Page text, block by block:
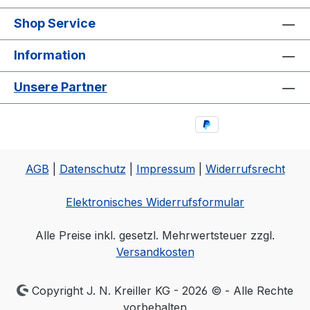
Shop Service
Information
Unsere Partner
AGB Datenschutz Impressum| Widerrufsrecht
Elektronisches Widerrufsformular
Alle Preise inkl. gesetzl. Mehrwertsteuer zzgl.
Versandkosten
Copyright J. N. Kreiller KG - 2026 © - Alle Rechte
vorbehalten